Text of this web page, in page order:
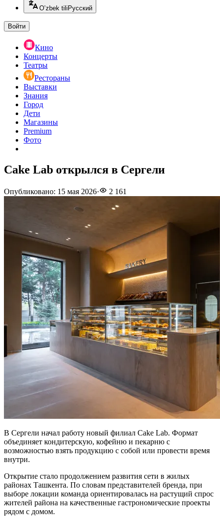
O’zbek tili Русский
Войти
Кино
Концерты
Театры
Рестораны
Выставки
Знания
Город
Дети
Магазины
Premium
Фото
Cake Lab открылся в Сергели
Опубликовано: 15 мая 2026· 2 161
В Сергели начал работу новый филиал Cake Lab. Формат
объединяет кондитерскую, кофейню и пекарню с
возможностью взять продукцию с собой или провести время
внутри.
Открытие стало продолжением развития сети в жилых
районах Ташкента. По словам представителей бренда, при
выборе локации команда ориентировалась на растущий спрос
жителей района на качественные гастрономические проекты
рядом с домом.